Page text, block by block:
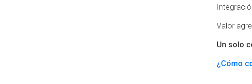
Valor
Un solo
¿Cómo